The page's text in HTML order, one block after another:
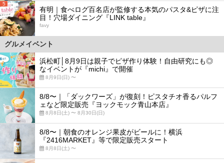
5
有明｜食べログ百名店が監修する本気のパスタ&ピザに注
目！穴場ダイニング『LINK table』
favy
グルメイベント
浜松町│8月9日は親子でピザ作り体験！自由研究にも◎
なイベントが『michi』で開催
8月9日(日) 〜
8/8〜｜「ダックワーズ」が復刻！ピスタチオ香るパルフ
ェなど限定販売『ヨックモック青山本店』
8月8日(土) 〜 8月30日(日)
8/8〜｜朝食のオレンジ果皮がビールに！横浜
『2416MARKET』等で限定販売スタート
8月8日(土) 〜